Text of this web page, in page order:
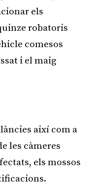
els
robatoris
comesos
i el maig
així com a
les càmeres
els mossos